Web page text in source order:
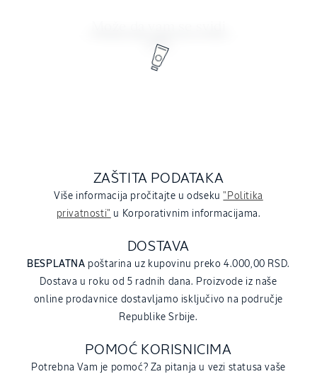
ZAŠTITA PODATAKA
Više informacija pročitajte u odseku"Politika
privatnosti" u Korporativnim informacijama.
DOSTAVA
BESPLATNA poštarina uz kupovinu preko 4.000,00 RSD.
Dostava u roku od 5 radnih dana. Proizvode iz naše
online prodavnice dostavljamo isključivo na područje
Republike Srbije.
POMOĆ KORISNICIMA
Potrebna Vam je pomoć? Za pitanja u vezi statusa vaše